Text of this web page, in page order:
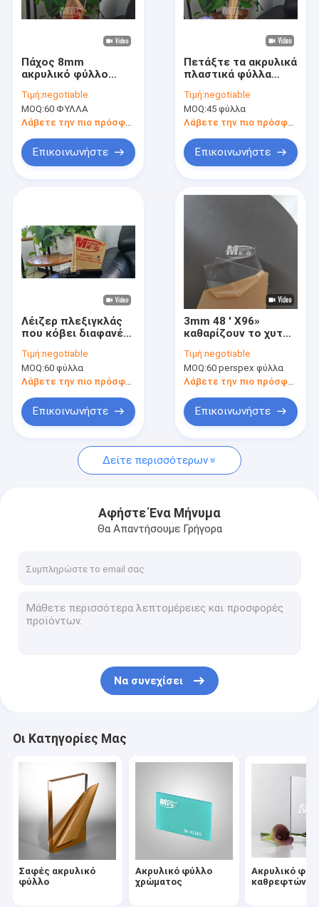
Περίπου εμείς
Γύρος εργοστασίων
Μας ελάτε σε επαφή με
Ζητήστε ένα απόσπασμα
Σαφές ακρυλικό φύλλο
Ακρυλικό φύλλο χρώματος
Ακρυλικές ράβδοι σωλήνων
Ακρυλικό φύλλο ενυδρείων
σαφές φύλλο πολυανθράκων
Πλαστικό φύλλο ABS
Ακτινοβολήστε ακρυλικό φύλλο
Πλαστικό φύλλο ESD
Ακρυλικό ελαφρύ πιάτο οδηγών
Φλόγα - καθυστερών ακρυλικός
Πάχος 8mm
ακρυλικό φύλλο
τη διαφήμιση του
σημαδιού
Τιμή:negotiable
MOQ:60 ΦΥΛΛΑ
Λάβετε την πιο πρόσφατη τιμή
Επικοινωνήστε
Πετάξτε τα ακρυλικά
πλαστικά φύλλα
1220x2440mm να
ξεπεράσει
αντίσταση
Τιμή:negotiable
MOQ:45 φύλλα
Λάβετε την πιο πρόσφατη τιμή
Επικοινωνήστε
Λέιζερ πλεξιγκλάς
που κόβει διαφανές
PMMA το πλαστικό
Τιμή:negotiable
MOQ:60 φύλλα
Λάβετε την πιο πρόσφατη τιμή
Επικοινωνήστε
3mm 48 ' X96»
καθαρίζουν το χυτό
φύλλο CE
Τιμή:negotiable
MOQ:60 perspex φύλλα
Λάβετε την πιο πρόσφατη τιμή
Επικοινωνήστε
Δείτε περισσότερων
Αφήστε Ένα Μήνυμα
Θα Απαντήσουμε Γρήγορα
Να συνεχίσει
Οι Κατηγορίες Μας
Σαφές ακρυλικό
φύλλο
Ακρυλικό φύλλο
χρώματος
Ακρυλικό
καθρεφτών